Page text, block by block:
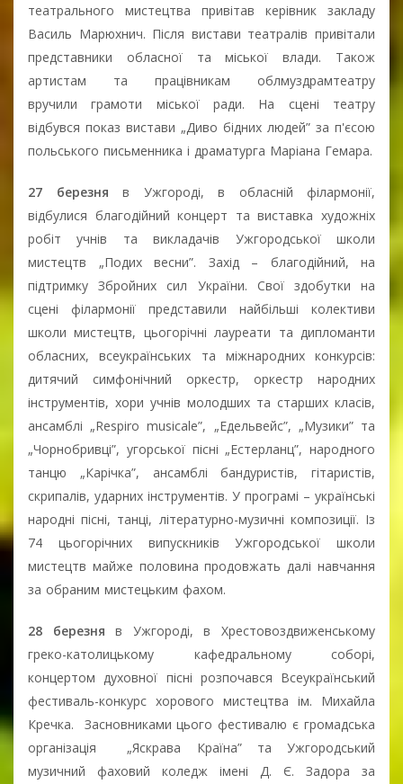
театрального мистецтва привітав керівник закладу
Василь Марюхнич. Після вистави театралів привітали
представники обласної та міської влади. Також
артистам та працівникам облмуздрамтеатру
вручили грамоти міської ради. На сцені театру
відбувся показ вистави „Диво бідних людей” за п'єсою
польського письменника і драматурга Маріана Гемара.
27 березня в Ужгороді, в обласній філармонії,
відбулися благодійний концерт та виставка художніх
робіт учнів та викладачів Ужгородської школи
мистецтв „Подих весни”. Захід – благодійний, на
підтримку Збройних сил України. Свої здобутки на
сцені філармонії представили найбільші колективи
школи мистецтв, цьогорічні лауреати та дипломанти
обласних, всеукраїнських та міжнародних конкурсів:
дитячий симфонічний оркестр, оркестр народних
інструментів, хори учнів молодших та старших класів,
ансамблі „Respiro musicale”, „Едельвейс”, „Музики” та
„Чорнобривці”, угорської пісні „Естерланц”, народного
танцю „Карічка”, ансамблі бандуристів, гітаристів,
скрипалів, ударних інструментів. У програмі – українські
народні пісні, танці, літературно-музичні композиції. Із
74 цьогорічних випускників Ужгородської школи
мистецтв майже половина продовжать далі навчання
за обраним мистецьким фахом.
28 березня в Ужгороді, в Хрестовоздвиженському
греко-католицькому кафедральному соборі,
концертом духовної пісні розпочався Всеукраїнський
фестиваль-конкурс хорового мистецтва ім. Михайла
Кречка. Засновниками цього фестивалю є громадська
організація „Яскрава Країна” та Ужгородський
музичний фаховий коледж імені Д. Є. Задора за